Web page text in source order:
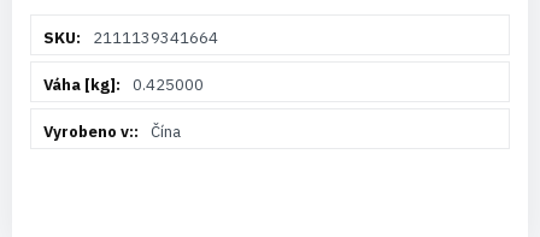
informací2111139341664
0.425000
Čína